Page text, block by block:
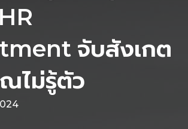
จับสังเกต
ไม่รู้ตัว